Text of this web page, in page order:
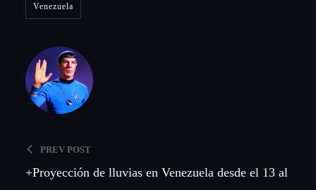
Venezuela
PREV POST
+Proyección de lluvias en Venezuela desde el 13 al